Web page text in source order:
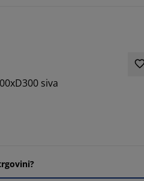
siva